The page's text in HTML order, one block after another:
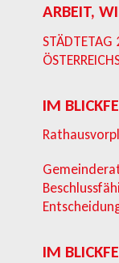
ARBEIT,
STÄDTETAG
IM
IM